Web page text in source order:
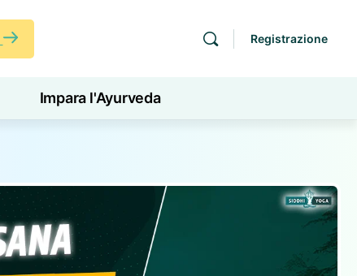
Registrazione
Impara l'Ayurveda